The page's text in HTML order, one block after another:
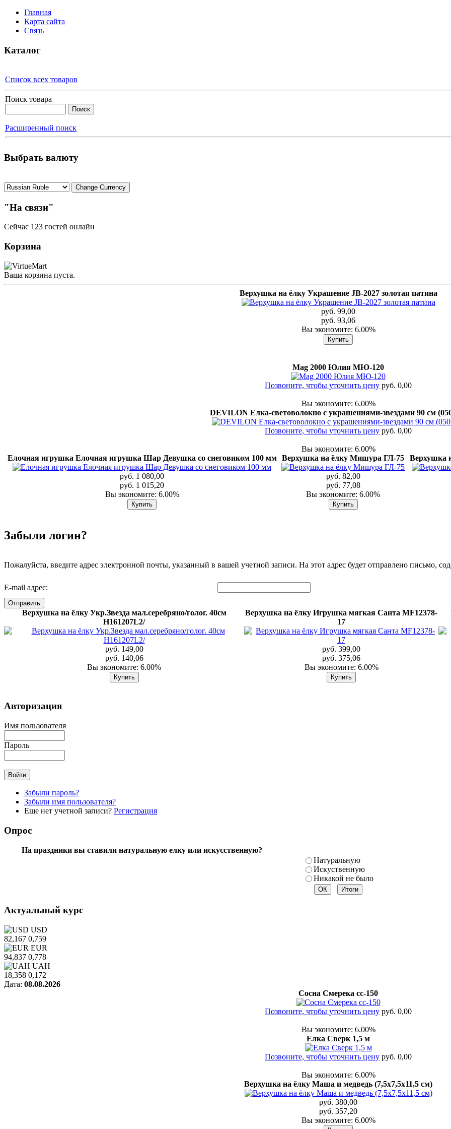
Главная
Карта сайта
Связь
Каталог
Список всех товаров
Поиск товара
Расширенный поиск
Выбрать валюту
"На связи"
Сейчас 123 гостей онлайн
Корзина
Ваша корзина пуста.
Верхушка на ёлку Украшение JB-2027 золотая патина
руб. 99,00
руб. 93,06
Вы экономите: 6.00%
Mag 2000 Юлия МЮ-120
Позвоните, чтобы уточнить цену руб. 0,00
Вы экономите: 6.00%
DEVILON Елка-световолокно с украшениями-звездами 90 см
Позвоните, чтобы уточнить цену руб. 0,00
Вы экономите: 6.00%
Елочная игрушка Елочная игрушка Шар Девушка со снеговиком 100 мм
руб. 1 080,00
руб. 1 015,20
Вы экономите: 6.00%
Верхушка на ёлку Мишура ГЛ-75
руб. 82,00
руб. 77,08
Вы экономите: 6.00%
Верхушка
Забыли логин?
Пожалуйста, введите адрес электронной почты, указанный в вашей учетной записи. На этот адрес будет отправлено письмо,
E-mail адрес:
Отправить
Верхушка на ёлку Укр.Звезда мал.серебряно/голог. 40см
H161207L2/
руб. 149,00
руб. 140,06
Вы экономите: 6.00%
Верхушка на ёлку Игрушка мягкая Санта MF12378-
17
руб. 399,00
руб. 375,06
Вы экономите: 6.00%
Авторизация
Имя пользователя
Пароль
Забыли пароль?
Забыли имя пользователя?
Еще нет учетной записи? Регистрация
Опрос
На праздники вы ставили натуральную елку или искусственную?
Натуральную
Искуственную
Никакой не было
Актуальный курс
USD
82,167 0,759
EUR
94,837 0,778
UAH
18,358 0,172
Дата: 08.08.2026
Сосна Смерека сс-150
Позвоните, чтобы уточнить цену руб. 0,00
Вы экономите: 6.00%
Елка Сверк 1,5 м
Позвоните, чтобы уточнить цену руб. 0,00
Вы экономите: 6.00%
Верхушка на ёлку Маша и медведь (7,5х7,5х11,5 см)
руб. 380,00
руб. 357,20
Вы экономите: 6.00%